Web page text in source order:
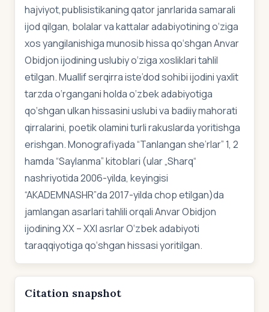
hajviyot,publisistikaning qator janrlarida samarali
ijod qilgan, bolalar va kattalar adabiyotining o‘ziga
xos yangilanishiga munosib hissa qo‘shgan Anvar
Obidjon ijodining uslubiy o‘ziga xosliklari tahlil
etilgan. Muallif serqirra iste’dod sohibi ijodini yaxlit
tarzda o‘rgangani holda o‘zbek adabiyotiga
qo‘shgan ulkan hissasini uslubi va badiiy mahorati
qirralarini, poetik olamini turli rakuslarda yoritishga
erishgan. Monografiyada “Tanlangan she’rlar” 1, 2
hamda “Saylanma” kitoblari (ular „Sharq“
nashriyotida 2006-yilda, keyingisi
“AKADEMNASHR”da 2017-yilda chop etilgan)da
jamlangan asarlari tahlili orqali Anvar Obidjon
ijodining XX – XXI asrlar O‘zbek adabiyoti
taraqqiyotiga qo‘shgan hissasi yoritilgan.
Citation snapshot